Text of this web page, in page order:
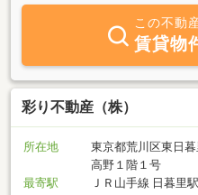
代田線「西日暮里」駅徒歩2分
産売買、借地、管理、査定、リ
取り扱っております。不動産取
条件や環境、お客様のご希望も
建物取引士、2級建築士、ファ
させていただいております。是
この不動
賃貸物
彩り不動産（株）
所在地
東京都荒川区東日
高野１階１号
最寄駅
ＪＲ山手線 日暮里